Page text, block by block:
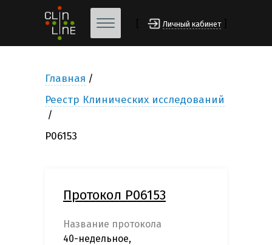
Личный кабинет
Главная
Реестр Клинических исследований
P06153
Протокол P06153
Название протокола
40-недельное,